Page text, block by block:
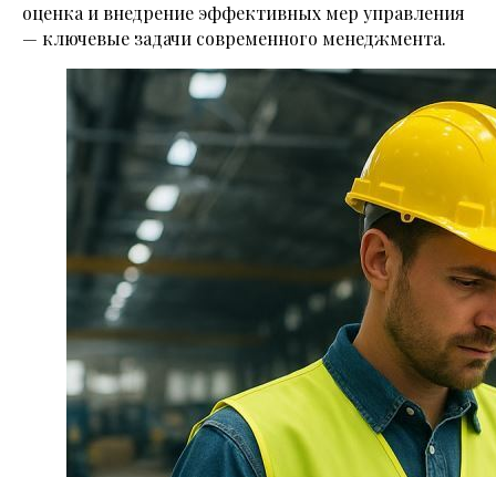
оценка и внедрение эффективных мер управления
— ключевые задачи современного менеджмента.